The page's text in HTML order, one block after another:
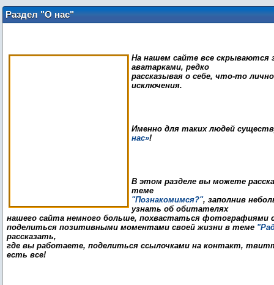
Раздел "О нас"
На нашем сайте все скрываются
аватарками, редко
рассказывая о себе, что-то
исключения.
Именно для таких людей
нас»!
В этом разделе вы можете
"Познакомимся?", заполнив
узнать об обитателях
нашего сайта немного больше, похвастаться фотографиями
поделиться позитивными моментами своей жизни в теме
рассказать,
где вы работаете, поделиться ссылочками на контакт,
есть все!